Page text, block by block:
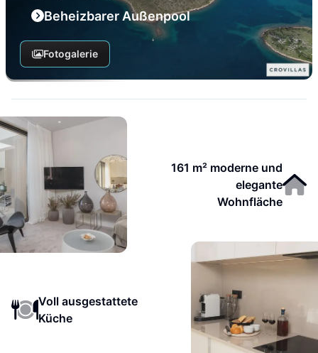
Beheizbarer Außenpool
Fotogalerie
161 m² moderne und
elegante
Wohnfläche
Voll ausgestattete
Küche